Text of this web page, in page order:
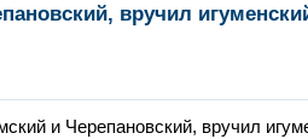
вручил
и Черепановский, вручил